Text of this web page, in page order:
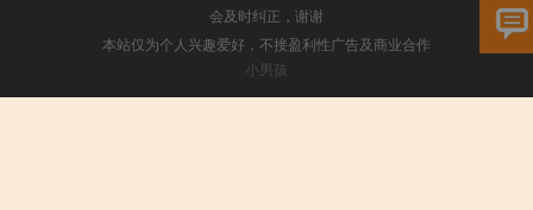
会及时纠正，谢谢
本站仅为个人兴趣爱好，不接盈利性广告及商业合作
小男孩